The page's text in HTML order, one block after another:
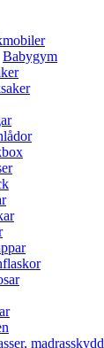
Babygym
madrasskydd